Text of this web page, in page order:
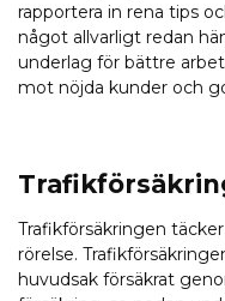
rapportera in rena tips
något allvarligt redan
underlag för bättre
mot nöjda kunder och
Trafikförsäkringen
rörelse.
huvudsak försäkrat